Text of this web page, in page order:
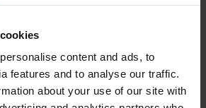
content and ads, to
features and to analyse our traffic.
about your use of our site with